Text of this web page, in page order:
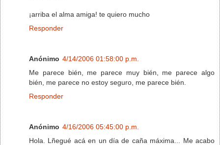
¡arriba el alma amiga! te quiero mucho
Responder
Anónimo 4/14/2006 01:58:00 p.m.
Me parece bién, me parece muy bién, me parece algo
bién, me parece no estoy seguro, me parece bién.
Responder
Anónimo 4/16/2006 05:45:00 p.m.
Hola. Lñegué acá en un día de caña máxima... Me acabo